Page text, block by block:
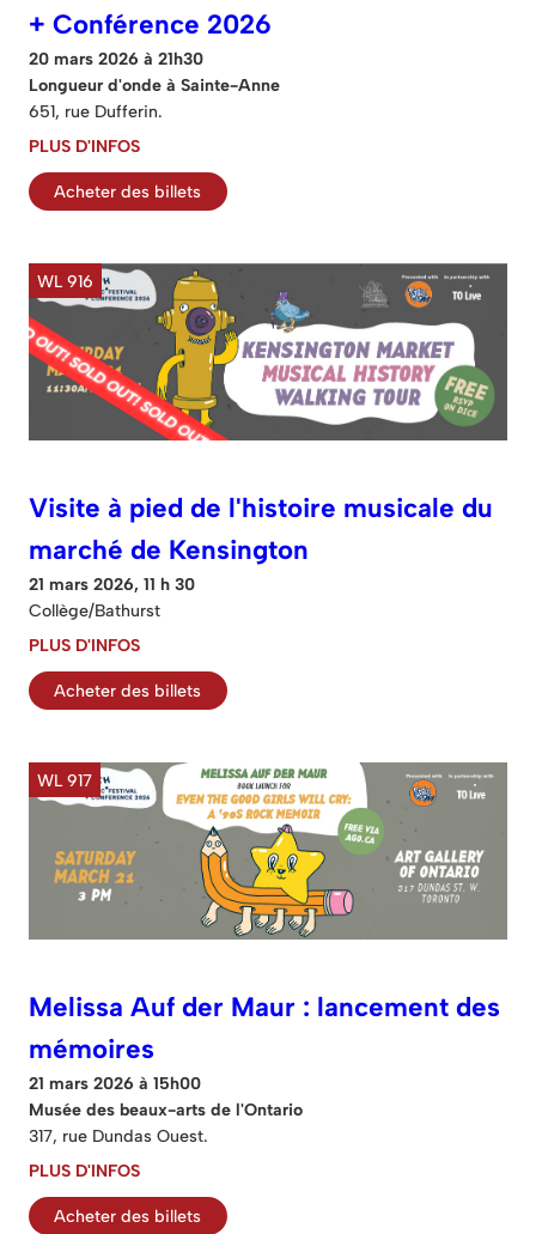
+ Conférence 2026
20 mars 2026 à 21h30
Longueur d'onde à Sainte-Anne
651, rue Dufferin.
PLUS D'INFOS
Acheter des billets
WL 916
Visite à pied de l'histoire musicale du
marché de Kensington
21 mars 2026, 11 h 30
Collège/Bathurst
PLUS D'INFOS
Acheter des billets
WL 917
Melissa Auf der Maur : lancement des
mémoires
21 mars 2026 à 15h00
Musée des beaux-arts de l'Ontario
317, rue Dundas Ouest.
PLUS D'INFOS
Acheter des billets